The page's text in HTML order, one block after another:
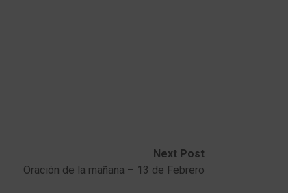
Next Post
Oración de la mañana – 13 de Febrero